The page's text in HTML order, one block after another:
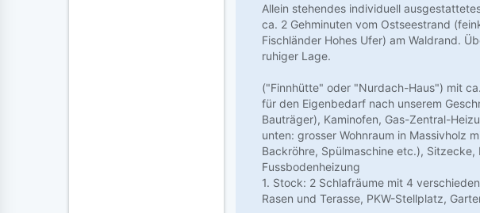
Allein stehendes individuell
ca. 2 Gehminuten vom Ostseestrand
Fischländer Hohes Ufer) am Waldrand.
ruhiger Lage.
("Finnhütte" oder "Nurdach-Haus") mit
für den Eigenbedarf nach unserem
Bauträger), Kaminofen, Gas-Zentral-
unten: grosser Wohnraum in Massivholz
Backröhre, Spülmaschine etc.), Sitzecke,
Fussbodenheizung
1. Stock: 2 Schlafräume mit 4
Rasen und Terasse, PKW-Stellplatz,